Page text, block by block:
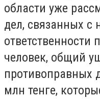
области уже
дел, связанных с
ответственности
человек, общий
противоправных
млн тенге,